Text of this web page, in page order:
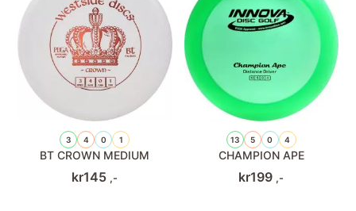
3 4 0 1
BT CROWN MEDIUM
kr145 ,-
13 5 0 4
CHAMPION APE
kr199 ,-